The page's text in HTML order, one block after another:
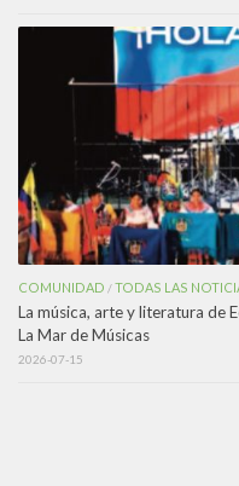
COMUNIDAD /TODAS LAS
La música, arte y literatura de
La Mar de Músicas
2026-07-15